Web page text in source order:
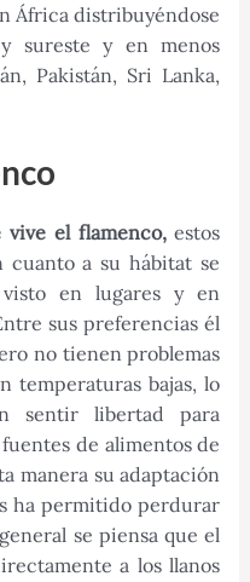
África distribuyéndose
sureste y en menos
Pakistán, Sri Lanka,
vive el flamenco,estos
a su hábitat se
en lugares y en
sus preferencias él
no tienen problemas
temperaturas bajas, lo
sentir libertad para
de alimentos de
manera su adaptación
ha permitido perdurar
se piensa que el
a los llanos